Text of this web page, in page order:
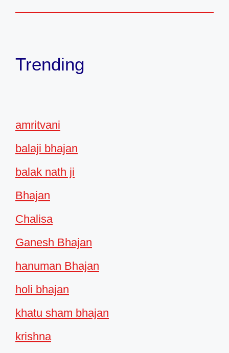
Trending
amritvani
balaji bhajan
balak nath ji
Bhajan
Chalisa
Ganesh Bhajan
hanuman Bhajan
holi bhajan
khatu sham bhajan
krishna